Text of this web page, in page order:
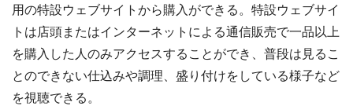
用の特設ウェブサイトから購入ができる。特設ウェブサイ
トは店頭またはインターネットによる通信販売で一品以上
を購入した人のみアクセスすることができ、普段は見るこ
とのできない仕込みや調理、盛り付けをしている様子など
を視聴できる。